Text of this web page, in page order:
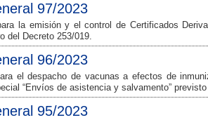
97/2023
la emisión y el control de Certificados
del Decreto 253/019.
96/2023
el despacho de vacunas a efectos de
“Envíos de asistencia y salvamento”
95/2023